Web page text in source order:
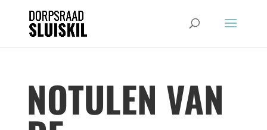
NOTULEN VAN